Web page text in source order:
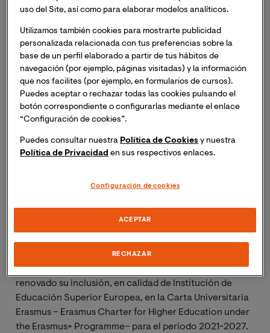
Estudian en el extranjero
1.987
Primer año de Erasmus
512
al centro
La Universidad Internacional de Valencia (VIU) ha
renovado su inclusión, en calidad de Institución de
Educación Superior Europea, en la Carta Universitaria
Erasmus – Erasmus Charter for Higher Education under
the Erasmus+ Programme– para el periodo 2021-2027.
uso del Site, así como para elaborar modelos analíticos.
Utilizamos también cookies para mostrarte publicidad
personalizada relacionada con tus preferencias sobre la
base de un perfil elaborado a partir de tus hábitos de
navegación (por ejemplo, páginas visitadas) y la información
que nos facilites (por ejemplo, en formularios de cursos).
Puedes aceptar o rechazar todas las cookies pulsando el
botón correspondiente o configurarlas mediante el enlace
“Configuración de cookies”.
Puedes consultar nuestra Política de Cookies y nuestra
Política de Privacidad en sus respectivos enlaces.
Configuración de cookies
RECHAZAR
ACEPTAR